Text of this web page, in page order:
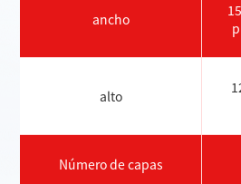
ancho
alto
Número de capas